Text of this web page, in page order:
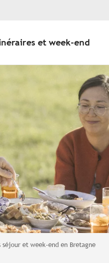
et week-end
séjour et week-end en Bretagne